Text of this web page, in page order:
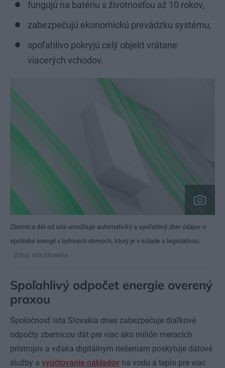
fungujú na batériu s životnosťou až 10 rokov,
zabezpečujú ekonomickú prevádzku systému,
spoľahlivo pokryjú celý objekt vrátane
viacerých vchodov.
Zbernica dát od ista umožňuje automatický a spoľahlivý zber údajov o
spotrebe energií v bytových domoch, ktorý je v súlade s legislatívou.
Zdroj: ista Slovakia
Spoľahlivý odpočet energie overený
praxou
Spoločnosť ista Slovakia dnes zabezpečuje diaľkové
odpočty zbernicou dát pre viac ako milión meracích
prístrojov a vďaka digitálnym riešeniam poskytuje dátové
služby a vyúčtovanie nákladov na vodu a teplo pre viac